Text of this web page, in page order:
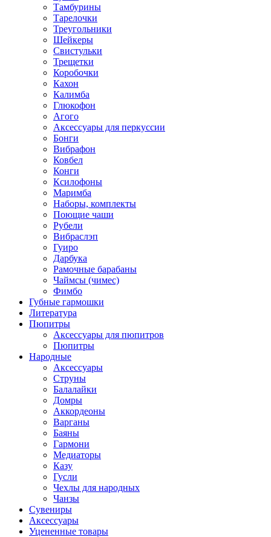
Тамбурины
Тарелочки
Треугольники
Шейкеры
Свистульки
Трещетки
Коробочки
Кахон
Калимба
Глюкофон
Агого
Аксессуары для перкуссии
Бонги
Вибрафон
Ковбел
Конги
Ксилофоны
Маримба
Наборы, комплекты
Поющие чаши
Рубели
Вибраслэп
Гуиро
Дарбука
Рамочные барабаны
Чаймсы (чимес)
Фимбо
Губные гармошки
Литература
Пюпитры
Аксессуары для пюпитров
Пюпитры
Народные
Аксессуары
Струны
Балалайки
Домры
Аккордеоны
Варганы
Баяны
Гармони
Медиаторы
Казу
Гусли
Чехлы для народных
Чанзы
Сувениры
Аксессуары
Уцененные товары